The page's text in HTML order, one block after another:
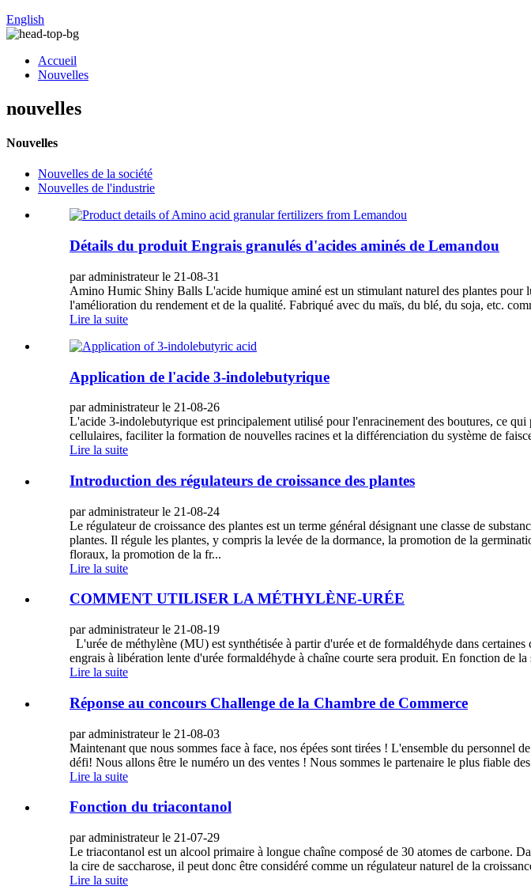
English
Accueil
Nouvelles
nouvelles
Nouvelles
Nouvelles de la société
Nouvelles de l'industrie
Détails du produit Engrais granulés d'acides aminés de Lemandou
par administrateur le 21-08-31
Amino Humic Shiny Balls L'acide humique aminé est un stimulant naturel des plantes
l'amélioration du rendement et de la qualité. Fabriqué avec du maïs, du blé, du soja, etc.
Lire la suite
Application de l'acide 3-indolebutyrique
par administrateur le 21-08-26
L'acide 3-indolebutyrique est principalement utilisé pour l'enracinement des boutures, ce
cellulaires, faciliter la formation de nouvelles racines et la différenciation du système de
Lire la suite
Introduction des régulateurs de croissance des plantes
par administrateur le 21-08-24
Le régulateur de croissance des plantes est un terme général désignant une classe de
plantes. Il régule les plantes, y compris la levée de la dormance, la promotion de la
floraux, la promotion de la fr...
Lire la suite
COMMENT UTILISER LA MÉTHYLÈNE-URÉE
par administrateur le 21-08-19
L'urée de méthylène (MU) est synthétisée à partir d'urée et de formaldéhyde dans
engrais à libération lente d'urée formaldéhyde à chaîne courte sera produit. En fonction de
Lire la suite
Réponse au concours Challenge de la Chambre de Commerce
par administrateur le 21-08-03
Maintenant que nous sommes face à face, nos épées sont tirées ! L'ensemble du
défi! Nous allons être le numéro un des ventes ! Nous sommes le partenaire le plus fiable
Lire la suite
Fonction du triacontanol
par administrateur le 21-07-29
Le triacontanol est un alcool primaire à longue chaîne composé de 30 atomes de carbone.
la cire de saccharose, il peut donc être considéré comme un régulateur naturel de la
Lire la suite